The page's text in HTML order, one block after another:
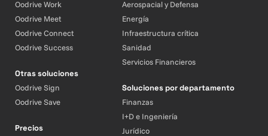
Oodrive Work
Oodrive Meet
Oodrive Connect
Oodrive Success
Otras soluciones
Oodrive Sign
Oodrive Save
Precios
Aerospacial y Defensa
Energía
Infraestructura crítica
Sanidad
Servicios Financieros
Soluciones por departamento
Finanzas
I+D e Ingeniería
Jurídico